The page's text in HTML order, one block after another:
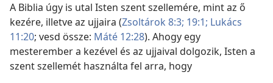
A Biblia úgy is utal Isten szent szellemére, mint az ő
kezére, illetve az ujjaira (Zsoltárok 8:3; 19:1; Lukács
11:20; vesd össze: Máté 12:28). Ahogy egy
mesterember a kezével és az ujjaival dolgozik, Isten a
szent szellemét használta fel arra, hogy